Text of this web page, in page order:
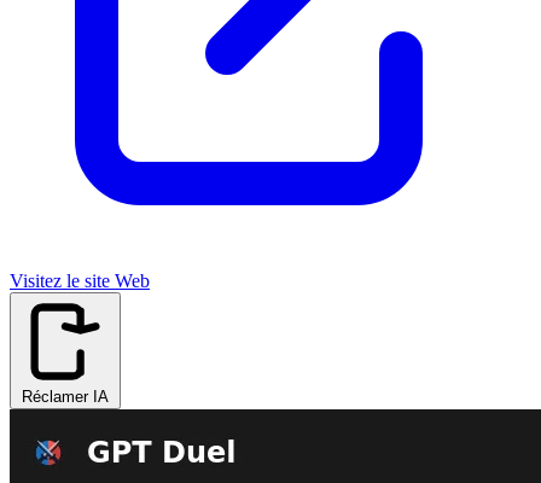
Visitez le site Web
Réclamer IA